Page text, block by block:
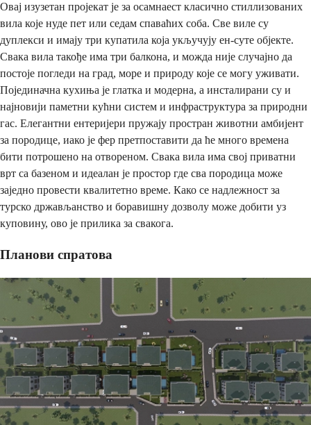
Овај изузетан пројекат је за осамнаест класично стиллизованих
вила које нуде пет или седам спаваћих соба. Све виле су
дуплекси и имају три купатила која укључују ен-суте објекте.
Свака вила такође има три балкона, и можда није случајно да
постоје погледи на град, море и природу које се могу уживати.
Појединачна кухиња је глатка и модерна, а инсталирани су и
најновији паметни кућни систем и инфраструктура за природни
гас. Елегантни ентеријери пружају простран животни амбијент
за породице, иако је фер претпоставити да ће много времена
бити потрошено на отвореном. Свака вила има свој приватни
врт са базеном и идеалан је простор где сва породица може
заједно провести квалитетно време. Како се надлежност за
турско држављанство и боравишну дозволу може добити уз
куповину, ово је прилика за свакога.
Планови спратова